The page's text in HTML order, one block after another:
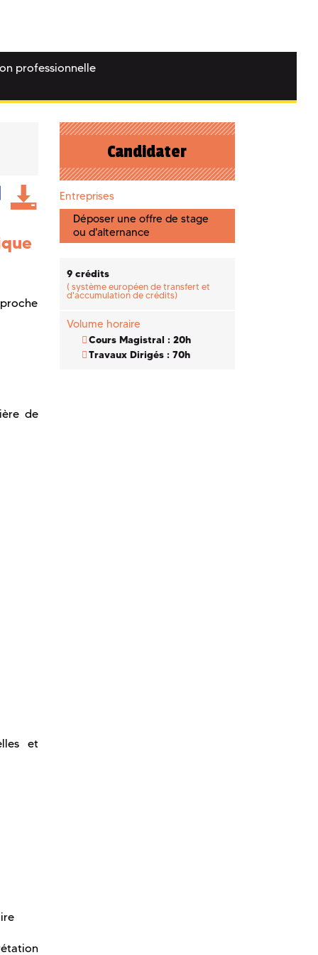
professionnelle
de
et
Candidater
Entreprises
Déposer une offre de stage
ou d'alternance
9 crédits
( système européen de transfert et
d'accumulation de crédits)
Volume horaire
Cours Magistral : 20h
Travaux Dirigés : 70h